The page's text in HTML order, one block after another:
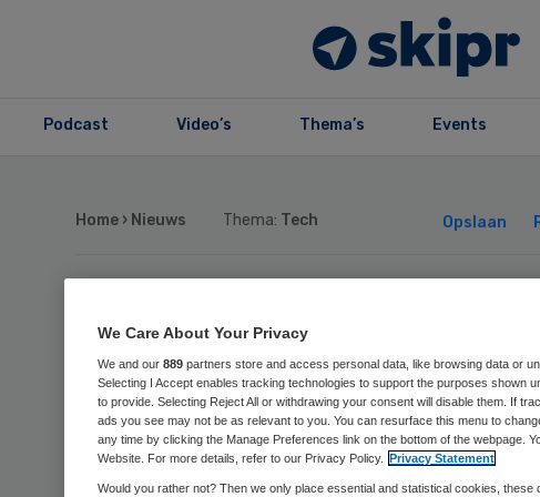
Podcast Video’s Thema’s Events
Home › Nieuws Thema: Tech Opslaan
Hartstichting
2,5 miljoen in
technologie
We Care About Your Privacy
We and our 889 partners store and access personal data, like browsing data or
Selecting I Accept enables tracking technologies to support the purposes shown
to provide. Selecting Reject All or withdrawing your consent will disable them. If
ads you see may not be as relevant to you. You can resurface this menu to
any time by clicking the Manage Preferences link on the bottom of the webpage.
Website. For more details, refer to our Privacy Policy.
Privacy Statement
Would you rather not? Then we only place essential and statistical cookies,